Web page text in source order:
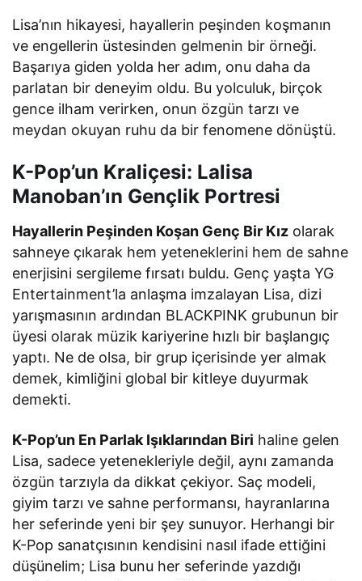
Lisa’nın hikayesi, hayallerin peşinden koşmanın
ve engellerin üstesinden gelmenin bir örneği.
Başarıya giden yolda her adım, onu daha da
parlatan bir deneyim oldu. Bu yolculuk, birçok
gence ilham verirken, onun özgün tarzı ve
meydan okuyan ruhu da bir fenomene dönüştü.
K-Pop’un Kraliçesi: Lalisa
Manoban’ın Gençlik Portresi
Hayallerin Peşinden Koşan Genç Bir Kız olarak
sahneye çıkarak hem yeteneklerini hem de sahne
enerjisini sergileme fırsatı buldu. Genç yaşta YG
Entertainment’la anlaşma imzalayan Lisa, dizi
yarışmasının ardından BLACKPINK grubunun bir
üyesi olarak müzik kariyerine hızlı bir başlangıç
yaptı. Ne de olsa, bir grup içerisinde yer almak
demek, kimliğini global bir kitleye duyurmak
demekti.
K-Pop’un En Parlak Işıklarından Biri haline gelen
Lisa, sadece yetenekleriyle değil, aynı zamanda
özgün tarzıyla da dikkat çekiyor. Saç modeli,
giyim tarzı ve sahne performansı, hayranlarına
her seferinde yeni bir şey sunuyor. Herhangi bir
K-Pop sanatçısının kendisini nasıl ifade ettiğini
düşünelim; Lisa bunu her seferinde yazdığı